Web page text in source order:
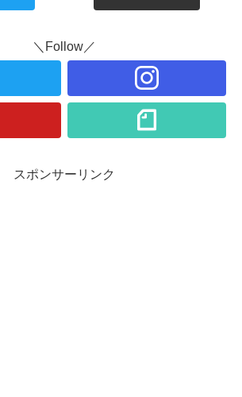
＼Follow／
スポンサーリンク